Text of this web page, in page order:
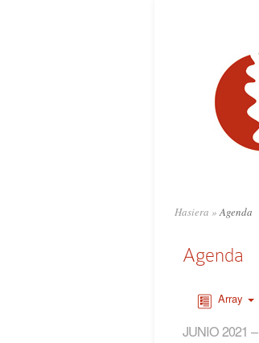
Hasiera »Agenda
Agenda
Array
JUNIO 2021